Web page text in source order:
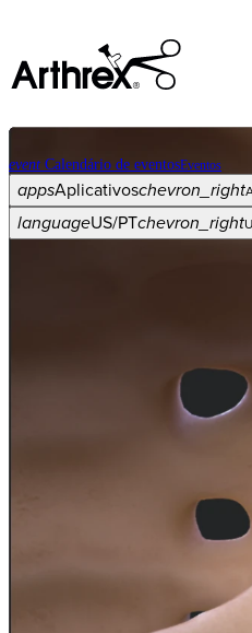
event Calendário de eventosEventos
appsAplicativoschevron_right
languageUS/PTchevron_right
arrow_drop_down
arrow_drop_down